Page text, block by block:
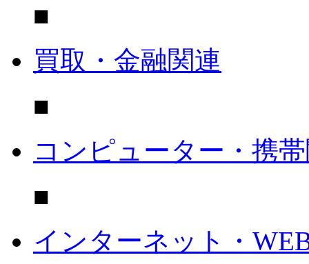
■
買取・金融関連
■
コンピューター・携
■
インターネット・